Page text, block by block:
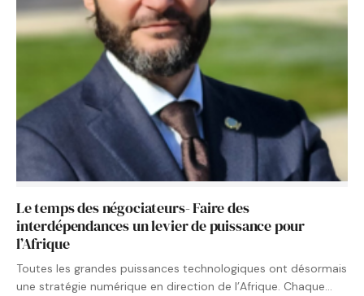
Le temps des négociateurs- Faire des
interdépendances un levier de puissance pour
l’Afrique
Toutes les grandes puissances technologiques ont désormais
une stratégie numérique en direction de l’Afrique. Chaque